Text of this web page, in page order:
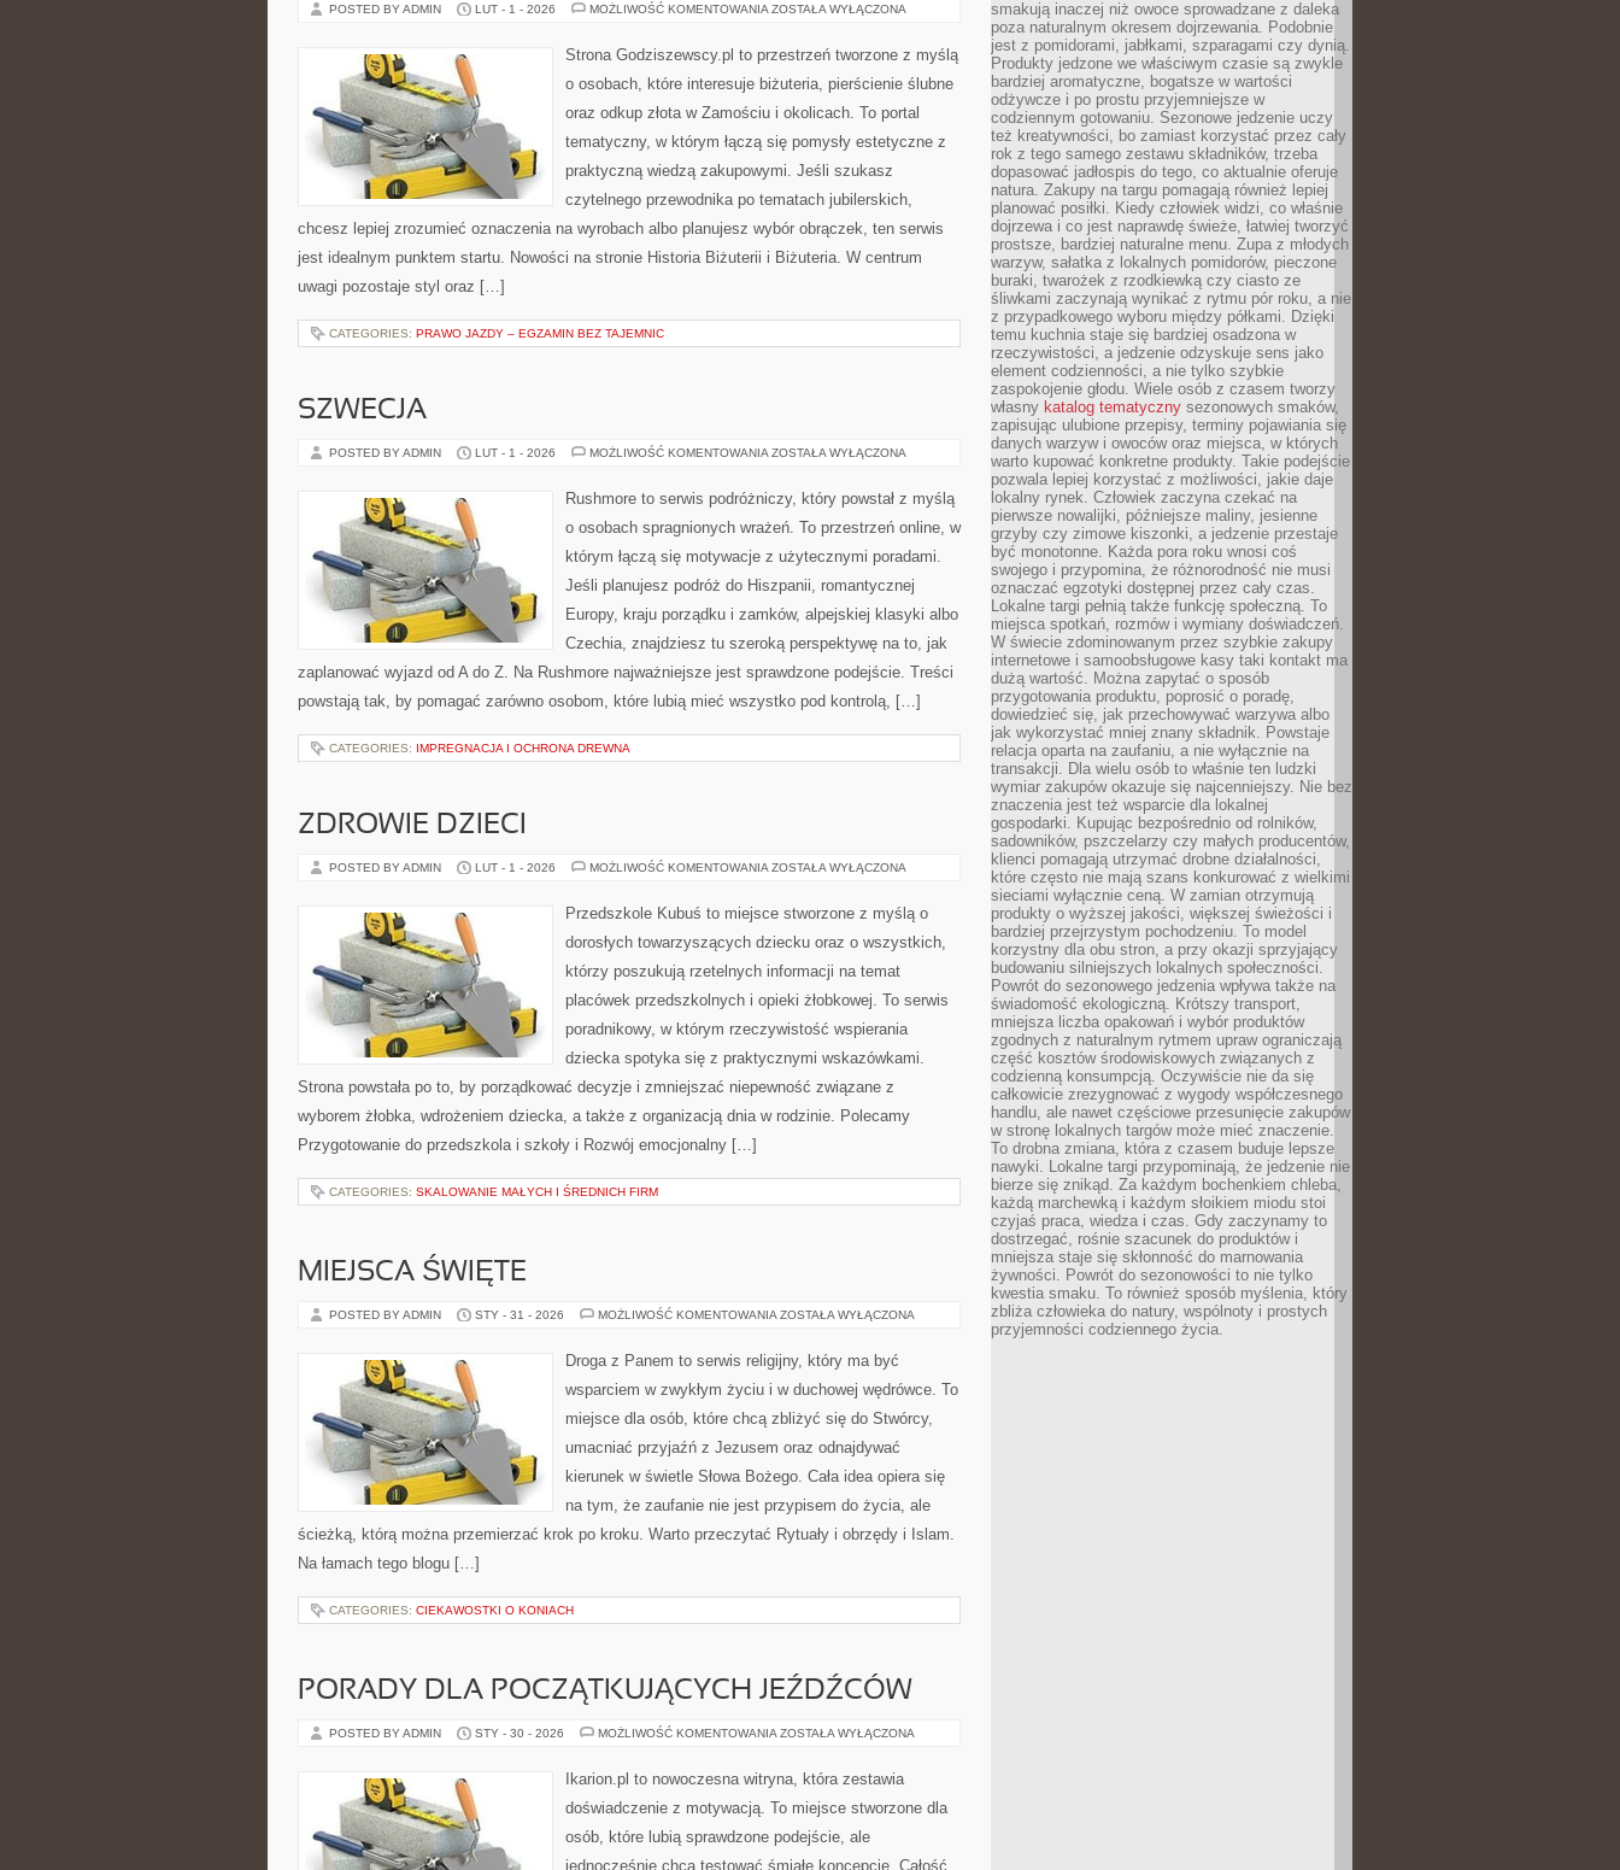
POSTED BY ADMIN LUT - 1 - 2026 MOŻLIWOŚĆ KOMENTOWANIA BIŻUTERIA
ZOSTAŁA WYŁĄCZONA
Strona Godziszewscy.pl to przestrzeń tworzone z myślą
o osobach, które interesuje biżuteria, pierścienie ślubne
oraz odkup złota w Zamościu i okolicach. To portal
tematyczny, w którym łączą się pomysły estetyczne z
praktyczną wiedzą zakupowymi. Jeśli szukasz
czytelnego przewodnika po tematach jubilerskich,
chcesz lepiej zrozumieć oznaczenia na wyrobach albo planujesz wybór obrączek, ten serwis
jest idealnym punktem startu. Nowości na stronie Historia Biżuterii i Biżuteria. W centrum
uwagi pozostaje styl oraz […]
CATEGORIES: PRAWO JAZDY – EGZAMIN BEZ TAJEMNIC
SZWECJA
POSTED BY ADMIN LUT - 1 - 2026 MOŻLIWOŚĆ KOMENTOWANIA SZWECJA
ZOSTAŁA WYŁĄCZONA
Rushmore to serwis podróżniczy, który powstał z myślą
o osobach spragnionych wrażeń. To przestrzeń online, w
którym łączą się motywacje z użytecznymi poradami.
Jeśli planujesz podróż do Hiszpanii, romantycznej
Europy, kraju porządku i zamków, alpejskiej klasyki albo
Czechia, znajdziesz tu szeroką perspektywę na to, jak
zaplanować wyjazd od A do Z. Na Rushmore najważniejsze jest sprawdzone podejście. Treści
powstają tak, by pomagać zarówno osobom, które lubią mieć wszystko pod kontrolą, […]
CATEGORIES: IMPREGNACJA I OCHRONA DREWNA
ZDROWIE DZIECI
POSTED BY ADMIN LUT - 1 - 2026 MOŻLIWOŚĆ KOMENTOWANIA ZDROWIE
ZOSTAŁA WYŁĄCZONA
Przedszkole Kubuś to miejsce stworzone z myślą o
dorosłych towarzyszących dziecku oraz o wszystkich,
którzy poszukują rzetelnych informacji na temat
placówek przedszkolnych i opieki żłobkowej. To serwis
poradnikowy, w którym rzeczywistość wspierania
dziecka spotyka się z praktycznymi wskazówkami.
Strona powstała po to, by porządkować decyzje i zmniejszać niepewność związane z
wyborem żłobka, wdrożeniem dziecka, a także z organizacją dnia w rodzinie. Polecamy
Przygotowanie do przedszkola i szkoły i Rozwój emocjonalny […]
CATEGORIES: SKALOWANIE MAŁYCH I ŚREDNICH FIRM
MIEJSCA ŚWIĘTE
POSTED BY ADMIN STY - 31 - 2026 MOŻLIWOŚĆ KOMENTOWANIA MIEJSCA
ZOSTAŁA WYŁĄCZONA
Droga z Panem to serwis religijny, który ma być
wsparciem w zwykłym życiu i w duchowej wędrówce. To
miejsce dla osób, które chcą zbliżyć się do Stwórcy,
umacniać przyjaźń z Jezusem oraz odnajdywać
kierunek w świetle Słowa Bożego. Cała idea opiera się
na tym, że zaufanie nie jest przypisem do życia, ale
ścieżką, którą można przemierzać krok po kroku. Warto przeczytać Rytuały i obrzędy i Islam.
Na łamach tego blogu […]
CATEGORIES: CIEKAWOSTKI O KONIACH
PORADY DLA POCZĄTKUJĄCYCH JEŹDŹCÓW
POSTED BY ADMIN STY - 30 - 2026 MOŻLIWOŚĆ KOMENTOWANIA PORADY
JEŹDŹCÓW
ZOSTAŁA WYŁĄCZONA
Ikarion.pl to nowoczesna witryna, która zestawia
doświadczenie z motywacją. To miejsce stworzone dla
osób, które lubią sprawdzone podejście, ale
jednocześnie chcą testować śmiałe koncepcje. Całość
smakują inaczej niż owoce sprowadzane z daleka
poza naturalnym okresem dojrzewania. Podobnie
jest z pomidorami, jabłkami, szparagami czy dynią.
Produkty jedzone we właściwym czasie są zwykle
bardziej aromatyczne, bogatsze w wartości
odżywcze i po prostu przyjemniejsze w
codziennym gotowaniu. Sezonowe jedzenie uczy
też kreatywności, bo zamiast korzystać przez cały
rok z tego samego zestawu składników, trzeba
dopasować jadłospis do tego, co aktualnie oferuje
natura. Zakupy na targu pomagają również lepiej
planować posiłki. Kiedy człowiek widzi, co właśnie
dojrzewa i co jest naprawdę świeże, łatwiej tworzyć
prostsze, bardziej naturalne menu. Zupa z młodych
warzyw, sałatka z lokalnych pomidorów, pieczone
buraki, twarożek z rzodkiewką czy ciasto ze
śliwkami zaczynają wynikać z rytmu pór roku, a nie
z przypadkowego wyboru między półkami. Dzięki
temu kuchnia staje się bardziej osadzona w
rzeczywistości, a jedzenie odzyskuje sens jako
element codzienności, a nie tylko szybkie
zaspokojenie głodu. Wiele osób z czasem tworzy
własny katalog tematyczny sezonowych smaków,
zapisując ulubione przepisy, terminy pojawiania się
danych warzyw i owoców oraz miejsca, w których
warto kupować konkretne produkty. Takie podejście
pozwala lepiej korzystać z możliwości, jakie daje
lokalny rynek. Człowiek zaczyna czekać na
pierwsze nowalijki, późniejsze maliny, jesienne
grzyby czy zimowe kiszonki, a jedzenie przestaje
być monotonne. Każda pora roku wnosi coś
swojego i przypomina, że różnorodność nie musi
oznaczać egzotyki dostępnej przez cały czas.
Lokalne targi pełnią także funkcję społeczną. To
miejsca spotkań, rozmów i wymiany doświadczeń.
W świecie zdominowanym przez szybkie zakupy
internetowe i samoobsługowe kasy taki kontakt ma
dużą wartość. Można zapytać o sposób
przygotowania produktu, poprosić o poradę,
dowiedzieć się, jak przechowywać warzywa albo
jak wykorzystać mniej znany składnik. Powstaje
relacja oparta na zaufaniu, a nie wyłącznie na
transakcji. Dla wielu osób to właśnie ten ludzki
wymiar zakupów okazuje się najcenniejszy. Nie bez
znaczenia jest też wsparcie dla lokalnej
gospodarki. Kupując bezpośrednio od rolników,
sadowników, pszczelarzy czy małych producentów,
klienci pomagają utrzymać drobne działalności,
które często nie mają szans konkurować z wielkimi
sieciami wyłącznie ceną. W zamian otrzymują
produkty o wyższej jakości, większej świeżości i
bardziej przejrzystym pochodzeniu. To model
korzystny dla obu stron, a przy okazji sprzyjający
budowaniu silniejszych lokalnych społeczności.
Powrót do sezonowego jedzenia wpływa także na
świadomość ekologiczną. Krótszy transport,
mniejsza liczba opakowań i wybór produktów
zgodnych z naturalnym rytmem upraw ograniczają
część kosztów środowiskowych związanych z
codzienną konsumpcją. Oczywiście nie da się
całkowicie zrezygnować z wygody współczesnego
handlu, ale nawet częściowe przesunięcie zakupów
w stronę lokalnych targów może mieć znaczenie.
To drobna zmiana, która z czasem buduje lepsze
nawyki. Lokalne targi przypominają, że jedzenie nie
bierze się znikąd. Za każdym bochenkiem chleba,
każdą marchewką i każdym słoikiem miodu stoi
czyjaś praca, wiedza i czas. Gdy zaczynamy to
dostrzegać, rośnie szacunek do produktów i
mniejsza staje się skłonność do marnowania
żywności. Powrót do sezonowości to nie tylko
kwestia smaku. To również sposób myślenia, który
zbliża człowieka do natury, wspólnoty i prostych
przyjemności codziennego życia.